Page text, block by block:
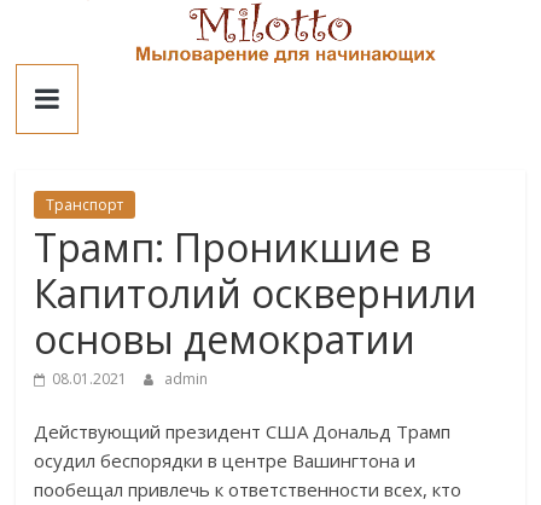
contentМилотто
Транспорт
Трамп: Проникшие в
Капитолий осквернили
основы демократии
08.01.2021 admin
Действующий президент США Дональд Трамп
осудил беспорядки в центре Вашингтона и
пообещал привлечь к ответственности всех, кто